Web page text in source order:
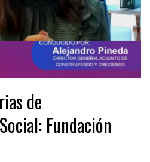
de
Fundación